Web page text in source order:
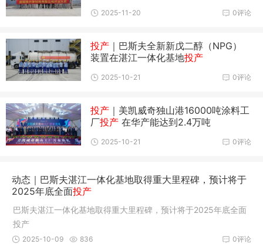
0评论
2025-11-20
投产 ｜巴斯夫全新新戊二醇（NPG）
装置在湛江一体化基地投产
0评论
2025-10-21
投产 ｜美凯威奇独山港16000吨涂料工
厂投产 在华产能达到2.4万吨
0评论
2025-10-21
动态｜巴斯夫湛江一体化基地取得重大里程碑，预计将于
2025年底全面投产
巴斯夫湛江一体化基地取得重大里程碑，预计将于2025年底全面
投产
0评论
2025-10-09 836